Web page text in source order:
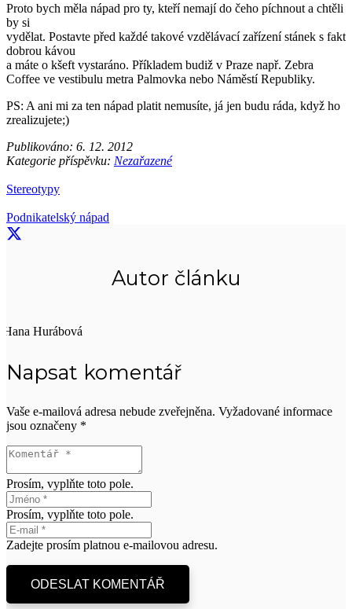
Proto bych měla nápad pro ty, kteří nemají do čeho píchnout a chtěli
by si
vydělat. Postavte před každé takové vzdělávací zařízení stánek s fakt
dobrou kávou
a máte o kšeft vystaráno. Příkladem budiž v Praze např. Zebra
Coffee ve vestibulu metra Palmovka nebo Náměstí Republiky.
PS: A ani mi za ten nápad platit nemusíte, já jen budu ráda, když ho
zrealizujete;)
Publikováno: 6. 12. 2012
Kategorie příspěvku: Nezařazené
Stereotypy
Podnikatelský nápad
Autor článku
Hana Hurábová
Napsat komentář
Vaše e-mailová adresa nebude zveřejněna. Vyžadované informace
jsou označeny *
Prosím, vyplňte toto pole.
Prosím, vyplňte toto pole.
Zadejte prosím platnou e-mailovou adresu.
ODESLAT KOMENTÁŘ